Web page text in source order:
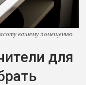
вашему помещению
для